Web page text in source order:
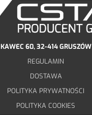
KAWEC 60, 32-414 GRUSZÓW
REGULAMIN
DOSTAWA
POLITYKA PRYWATNOŚCI
POLITYKA COOKIES